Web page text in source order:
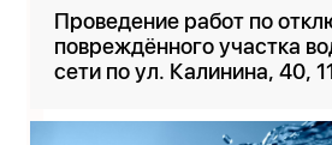
Проведение работ по
повреждённого участка
сети по ул. Калинина, 40,